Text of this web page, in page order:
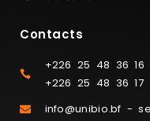
Contacts
+226 25 48 36 16
+226 25 48 36 17
info@unibio.bf -